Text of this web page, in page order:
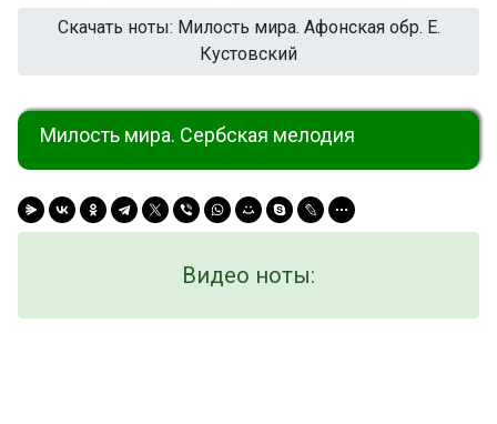
Скачать ноты: Милость мира. Афонская обр. Е.
Кустовский
Милость мира. Сербская мелодия
Видео ноты: